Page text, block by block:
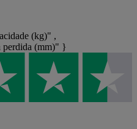
(kg)" ,
(mm)" }